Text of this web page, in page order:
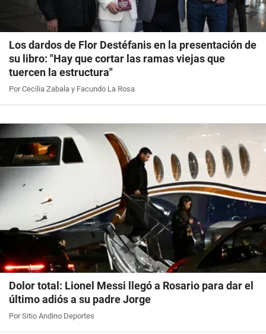
Los dardos de Flor Destéfanis en la presentación de
su libro: "Hay que cortar las ramas viejas que
tuercen la estructura"
Por Cecilia Zabala y Facundo La Rosa
Dolor total: Lionel Messi llegó a Rosario para dar el
último adiós a su padre Jorge
Por Sitio Andino Deportes